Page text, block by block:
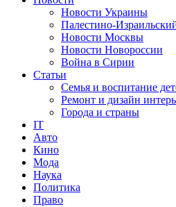
Новости Украины
Палестино-
Новости Москвы
Новости Новороссии
Война в Сирии
Статьи
Семья и воспитание
Ремонт и дизайн
Города и страны
IT
Авто
Кино
Мода
Наука
Политика
Право